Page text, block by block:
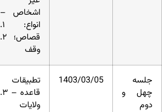
اشخاص –
انواع: ۱.
قصاص؛ ۲.
وقف
جلسه
چهل و
دوم
1403/03/05
تطبیقات
قاعده – ۳.
ولایات